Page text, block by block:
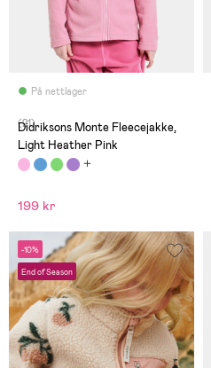
På nettlager
(21)
Didriksons Monte Fleecejakke,
Light Heather Pink
199 kr
-10%
End of Season